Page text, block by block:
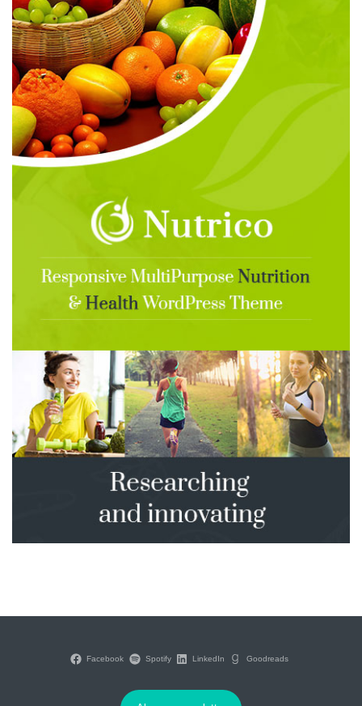
Facebook Spotify LinkedIn Goodreads